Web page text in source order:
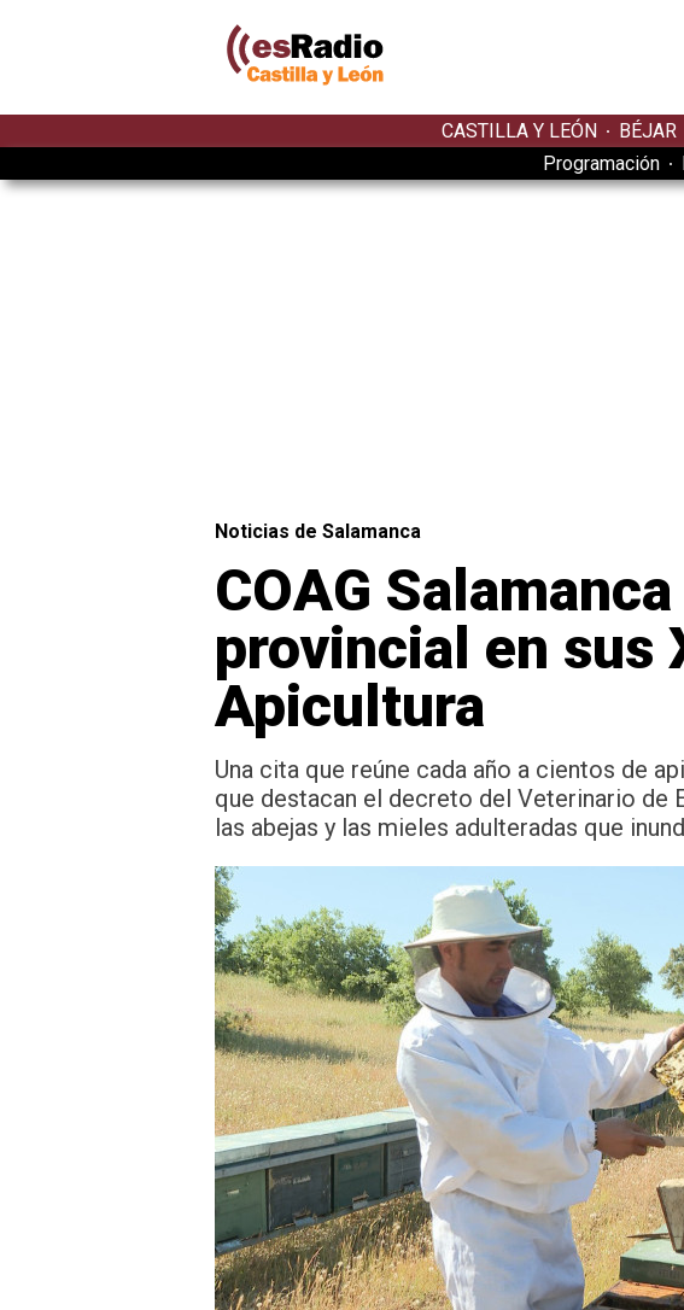
CASTILLA Y LEÓN BÉJAR
Programación
Noticias de Salamanca
COAG
provincial en sus
Apicultura
Una cita que reúne cada año a cientos de
que destacan el decreto del Veterinario de
las abejas y las mieles adulteradas que